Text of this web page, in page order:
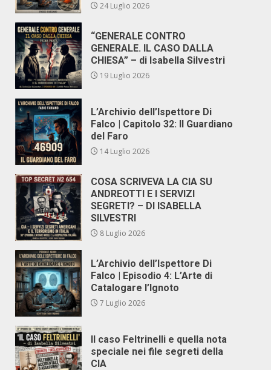
24 Luglio 2026
“GENERALE CONTRO
GENERALE. IL CASO DALLA
CHIESA” – di Isabella Silvestri
19 Luglio 2026
L’Archivio dell’Ispettore Di
Falco | Capitolo 32: Il Guardiano
del Faro
14 Luglio 2026
COSA SCRIVEVA LA CIA SU
ANDREOTTI E I SERVIZI
SEGRETI? – DI ISABELLA
SILVESTRI
8 Luglio 2026
L’Archivio dell’Ispettore Di
Falco | Episodio 4: L’Arte di
Catalogare l’Ignoto
7 Luglio 2026
Il caso Feltrinelli e quella nota
speciale nei file segreti della
CIA